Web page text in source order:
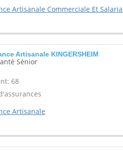
Artisanale Commerciale Et
Artisanale KINGERSHEIM
Sénior
68
Artisanale